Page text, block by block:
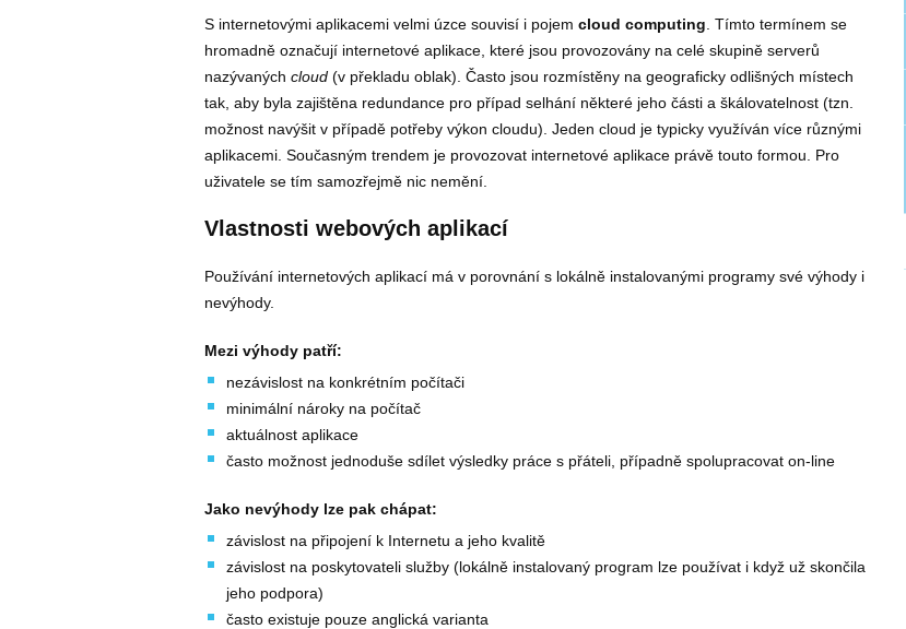
S internetovými aplikacemi velmi úzce souvisí i pojem cloud computing . Tímto termínem se
hromadně označují internetové aplikace, které jsou provozovány na celé skupině serverů
nazývaných cloud (v překladu oblak). Často jsou rozmístěny na geograficky odlišných místech
tak, aby byla zajištěna redundance pro případ selhání některé jeho části a škálovatelnost (tzn.
možnost navýšit v případě potřeby výkon cloudu). Jeden cloud je typicky využíván více různými
aplikacemi. Současným trendem je provozovat internetové aplikace právě touto formou. Pro
uživatele se tím samozřejmě nic nemění.
Vlastnosti webových aplikací
Používání internetových aplikací má v porovnání s lokálně instalovanými programy své výhody i
nevýhody.
Mezi výhody patří:
nezávislost na konkrétním počítači
minimální nároky na počítač
aktuálnost aplikace
často možnost jednoduše sdílet výsledky práce s přáteli, případně spolupracovat on-line
Jako nevýhody lze pak chápat:
závislost na připojení k Internetu a jeho kvalitě
závislost na poskytovateli služby (lokálně instalovaný program lze používat i když už skončila
jeho podpora)
často existuje pouze anglická varianta